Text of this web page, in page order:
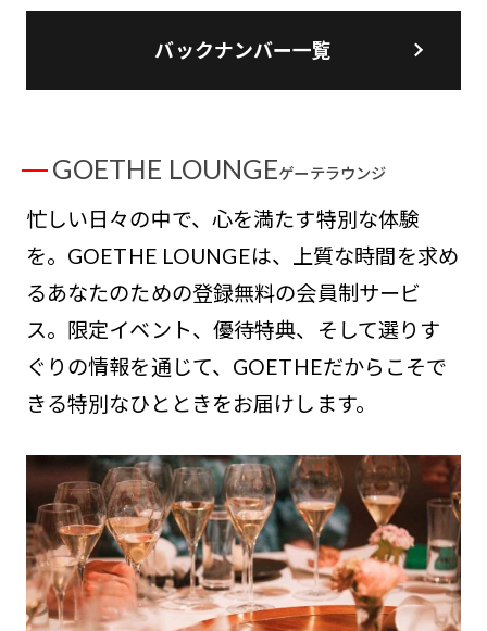
バックナンバー一覧
GOETHE LOUNGEゲーテラウンジ
忙しい日々の中で、心を満たす特別な体験
を。GOETHE LOUNGEは、上質な時間を求め
るあなたのための登録無料の会員制サービ
ス。限定イベント、優待特典、そして選りす
ぐりの情報を通じて、GOETHEだからこそで
きる特別なひとときをお届けします。